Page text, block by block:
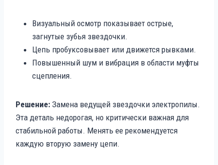
Визуальный осмотр показывает острые,
загнутые зубья звездочки.
Цепь пробуксовывает или движется рывками.
Повышенный шум и вибрация в области муфты
сцепления.
Решение: Замена ведущей звездочки электропилы.
Эта деталь недорогая, но критически важная для
стабильной работы. Менять ее рекомендуется
каждую вторую замену цепи.